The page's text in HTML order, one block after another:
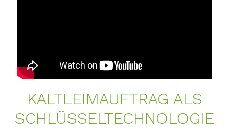
KALT­LEIM­AUF­TRAG ALS
SCHLÜSSEL­TECH­NO­LO­GIE